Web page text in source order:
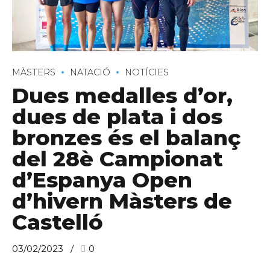
MÀSTERS NATACIÓ NOTÍCIES
Dues medalles d’or,
dues de plata i dos
bronzes és el balanç
del 28è Campionat
d’Espanya Open
d’hivern Màsters de
Castelló
03/02/2023 0